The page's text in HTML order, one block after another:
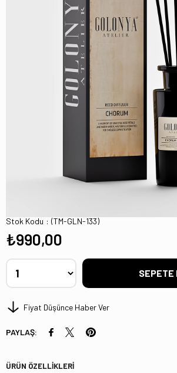
Chorum Niche Seri Premium Oda
Stok Kodu (TM-GLN-133)
₺990,00
Fiyat Düşünce Haber Ver
PAYLAŞ:
ÜRÜN ÖZELLIKLERI